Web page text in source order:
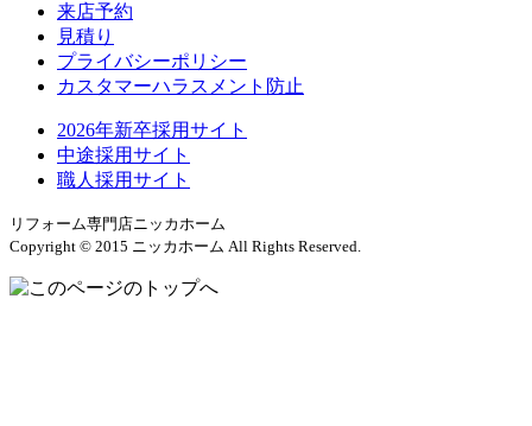
来店予約
見積り
プライバシーポリシー
カスタマーハラスメント防止
2026年新卒採用サイト
中途採用サイト
職人採用サイト
リフォーム専門店ニッカホーム
Copyright © 2015 ニッカホーム All Rights Reserved.